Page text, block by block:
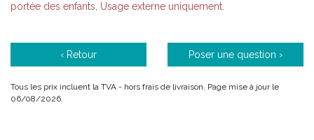
portée des enfants, Usage externe uniquement.
‹ Retour Poser une question ›
Tous les prix incluent la TVA - hors frais de livraison. Page mise à jour le
06/08/2026.